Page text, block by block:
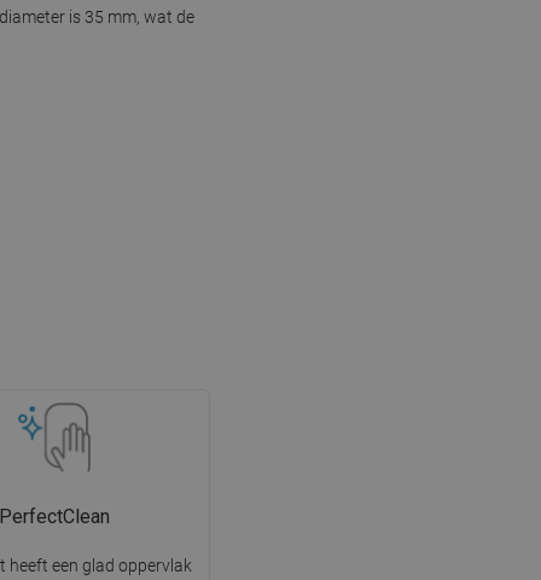
is 35 mm, wat de
PerfectClean
heeft een glad oppervlak